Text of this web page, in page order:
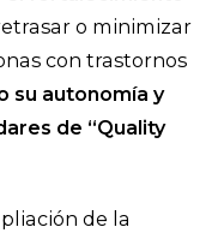
o minimizar
con trastornos
su autonomía y
de “Quality
de la